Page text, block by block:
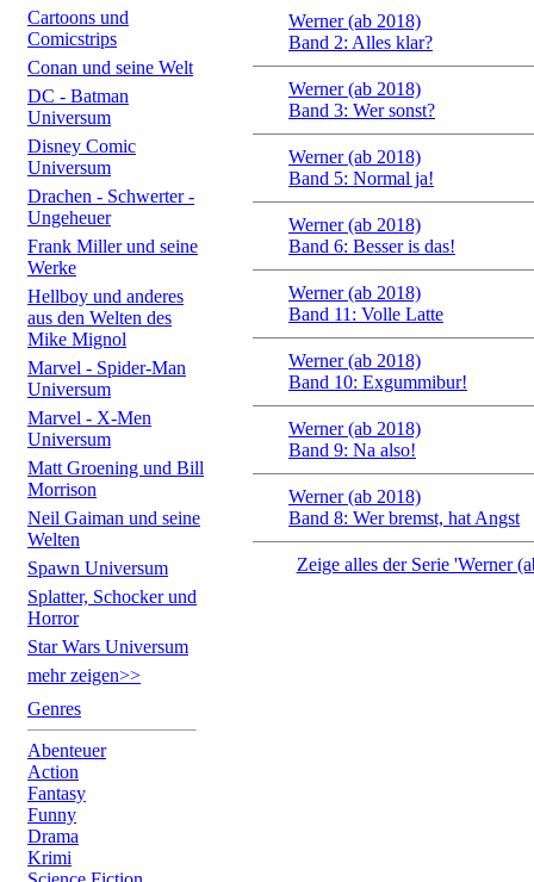
Cartoons und
Comicstrips
Conan und seine Welt
DC - Batman
Universum
Disney Comic
Universum
Drachen - Schwerter -
Ungeheuer
Frank Miller und seine
Werke
Hellboy und anderes
aus den Welten des
Mike Mignol
Marvel - Spider-Man
Universum
Marvel - X-Men
Universum
Matt Groening und Bill
Morrison
Neil Gaiman und seine
Welten
Spawn Universum
Splatter, Schocker und
Horror
Star Wars Universum
mehr zeigen>>
Genres
Abenteuer
Action
Fantasy
Funny
Drama
Krimi
Werner (ab 2018)
Band 2: Alles klar?
Werner (ab 2018)
Band 3: Wer sonst?
Werner (ab 2018)
Band 5: Normal ja!
Werner (ab 2018)
Band 6: Besser is das!
Werner (ab 2018)
Band 11: Volle Latte
Werner (ab 2018)
Band 10: Exgummibur!
Werner (ab 2018)
Band 9: Na also!
Werner (ab 2018)
Band 8: Wer bremst, hat Angst
Zeige alles der Serie 'Werner